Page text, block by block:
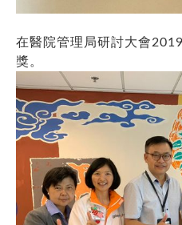
在醫院管理局研討大會
獎。